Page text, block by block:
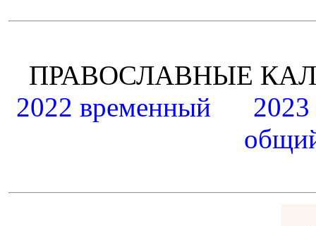
ПРАВОСЛАВНЫЕ
2022 временный